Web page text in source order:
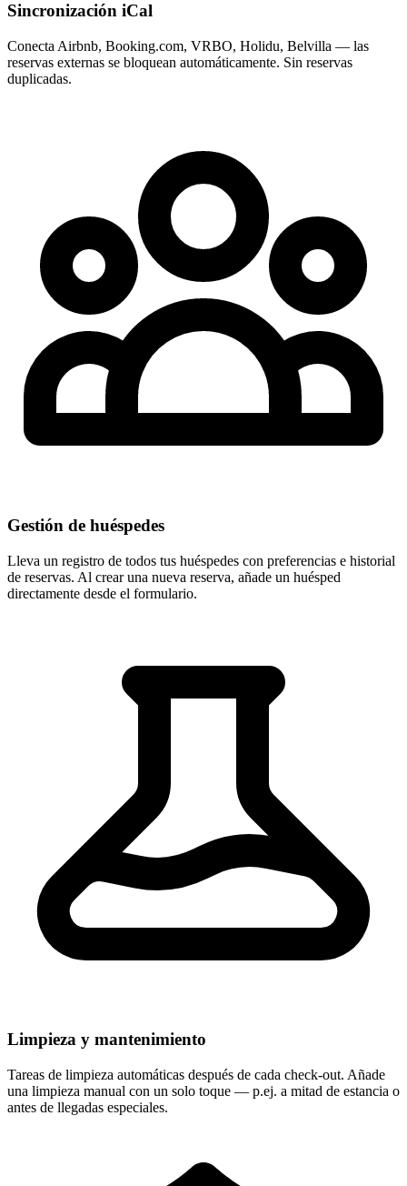
Sincronización iCal
Conecta Airbnb, Booking.com, VRBO, Holidu, Belvilla — las
reservas externas se bloquean automáticamente. Sin reservas
duplicadas.
Gestión de huéspedes
Lleva un registro de todos tus huéspedes con preferencias e historial
de reservas. Al crear una nueva reserva, añade un huésped
directamente desde el formulario.
Limpieza y mantenimiento
Tareas de limpieza automáticas después de cada check-out. Añade
una limpieza manual con un solo toque — p.ej. a mitad de estancia o
antes de llegadas especiales.